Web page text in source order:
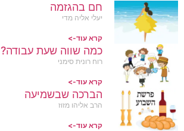
חם בהגזמה
יעלי אליה מדי
קרא עוד->
כמה שווה שעת עבודה?
רוח רונית סימני
קרא עוד->
הברכה שבשמיעה
הרב אליהו מזוז
קרא עוד->